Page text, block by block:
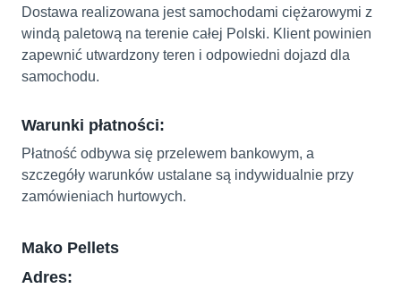
Dostawa realizowana jest samochodami ciężarowymi z
windą paletową na terenie całej Polski. Klient powinien
zapewnić utwardzony teren i odpowiedni dojazd dla
samochodu.
Warunki płatności:
Płatność odbywa się przelewem bankowym, a
szczegóły warunków ustalane są indywidualnie przy
zamówieniach hurtowych.
Mako Pellets
Adres: